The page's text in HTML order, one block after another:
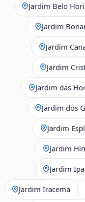
Jardim Belo
Jardim
Jardim
Jardim
Jardim das
Jardim dos
Jardim
Jardim
Jardim
Jardim Iracema